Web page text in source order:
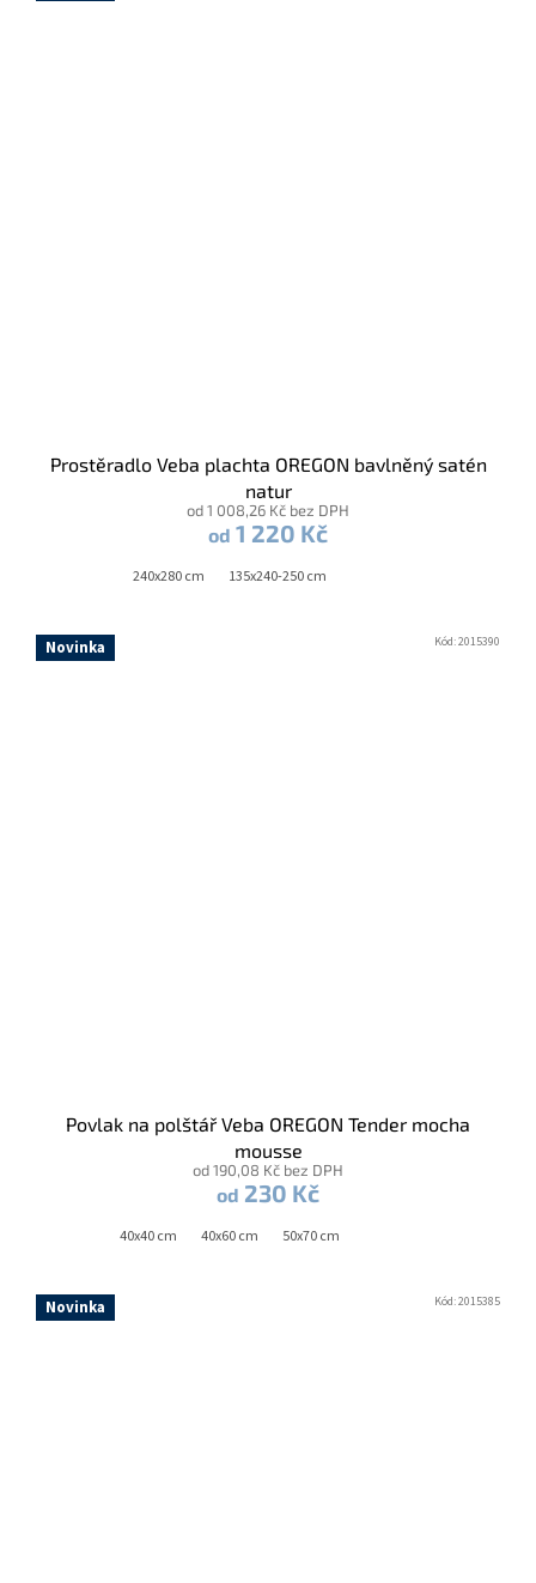
Prostěradlo Veba plachta OREGON bavlněný satén
natur
od 1 008,26 Kč bez DPH
od 1 220 Kč
240x280 cm 135x240-250 cm
Novinka
Povlak na polštář Veba OREGON Tender mocha
mousse
od 190,08 Kč bez DPH
od 230 Kč
40x40 cm 40x60 cm 50x70 cm
Kód:2015390
Novinka Kód:2015385